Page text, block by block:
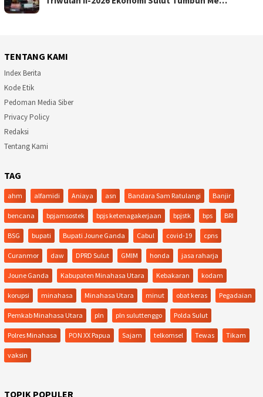
TENTANG KAMI
Index Berita
Kode Etik
Pedoman Media Siber
Privacy Policy
Redaksi
Tentang Kami
TAG
ahm alfamidi Aniaya asn Bandara Sam Ratulangi Banjir
bencana bpjamsostek bpjs ketenagakerjaan bpjstk bps BRI
BSG bupati Bupati Joune Ganda Cabul covid-19 cpns
Curanmor daw DPRD Sulut GMIM honda jasa raharja
Joune Ganda Kabupaten Minahasa Utara Kebakaran kodam
korupsi minahasa Minahasa Utara minut obat keras Pegadaian
Pemkab Minahasa Utara pln pln suluttenggo Polda Sulut
Polres Minahasa PON XX Papua Sajam telkomsel Tewas Tikam
vaksin
TOPIK POPULER